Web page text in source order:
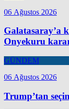
06 Ağustos 2026
Galatasaray’a
Onyekuru
GÜNDEM
06 Ağustos 2026
Trump’tan